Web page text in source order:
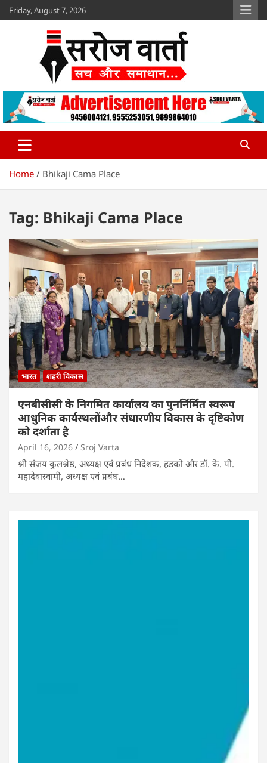
Skip
to
Friday, August 7, 2026
Sroj Varta
www.srojvarta.in
Home Bhikaji Cama Place
Tag: Bhikaji Cama Place
भारत शहरी विकास
एनबीसीसी के निगमित कार्यालय का पुनर्निर्मित स्वरूप
आधुनिक कार्यस्थलोंऔर संधारणीय विकास के दृष्टिकोण
को दर्शाता है
April 16, 2026 Sroj Varta
श्री संजय कुलश्रेष्ठ, अध्यक्ष एवं प्रबंध निदेशक, हडको और डॉ. के. पी.
महादेवास्वामी, अध्यक्ष एवं प्रबंध…